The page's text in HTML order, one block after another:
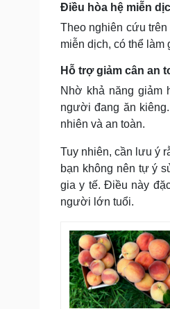
Điều hòa hệ miễn
Theo nghiên cứu
miễn dịch, có thể làm
Hỗ trợ giảm cân an
Nhờ khả năng giảm
người đang ăn
nhiên và an toàn.
Tuy nhiên, cần lưu ý
bạn không nên tự ý
gia y tế. Điều này
người lớn tuổi.